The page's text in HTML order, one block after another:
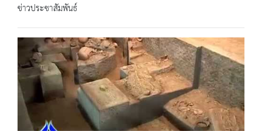
ข่าวประชาสัมพันธ์